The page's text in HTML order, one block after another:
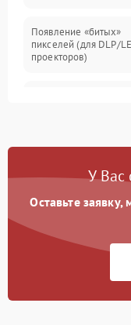
Появление «битых»
пикселей (для DLP/
проекторов)
Нестабильная
Неравномерная
автоматическая
трапеции (Keystone)
У Вас
Оставьте